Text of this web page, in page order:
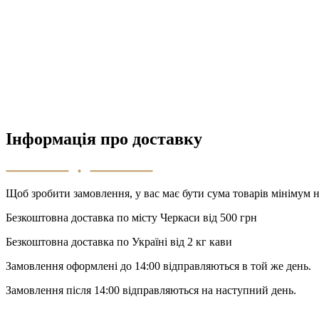
Інформація про доставку
Щоб зробити замовлення, у вас має бути сума товарів мінімум
Безкоштовна доставка по місту Черкаси від 500 грн
Безкоштовна доставка по Україні від 2 кг кави
Замовлення оформлені до 14:00 відправляються в той же день.
Замовлення після 14:00 відправляються на наступний день.